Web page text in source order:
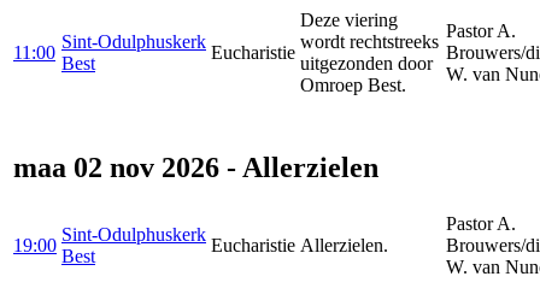
11:00
Sint-Odulphuskerk
Best
Eucharistie
Deze viering
wordt rechtstreeks
uitgezonden door
Omroep Best.
Pastor A.
Brouwers/
W. van
maa 02 nov 2026 - Allerzielen
19:00
Sint-Odulphuskerk
Best
Eucharistie Allerzielen.
Pastor A.
Brouwers/
W. van